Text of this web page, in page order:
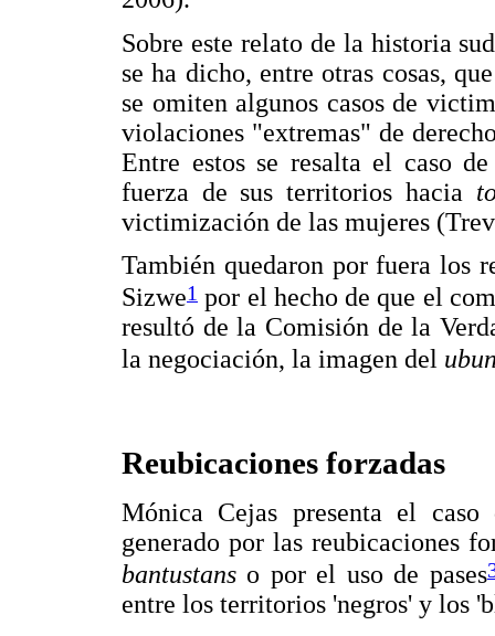
Sobre este relato de la historia
se ha dicho, entre otras cosas,
se omiten algunos casos de
violaciones "extremas" de
Entre estos se resalta el caso
fuerza de sus territorios hacia
victimización de las mujeres
También quedaron por fuera los
Sizwe1 por el hecho de que el
resultó de la Comisión de la
la negociación, la imagen del
Reubicaciones forzadas
Mónica Cejas presenta el
generado por las reubicaciones
bantustans o por el uso de pases
entre los territorios 'negros' y los